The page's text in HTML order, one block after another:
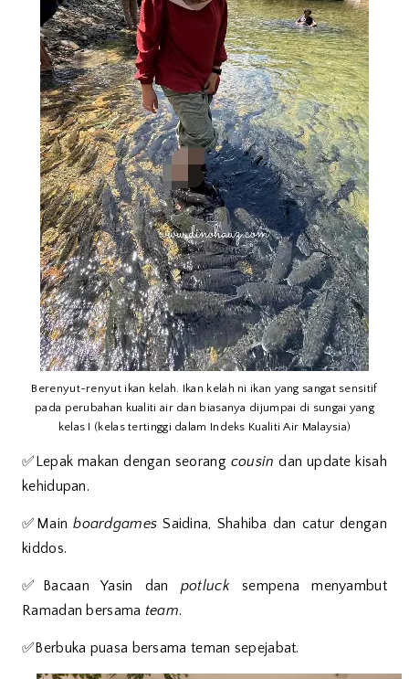
Berenyut-renyut ikan kelah. Ikan kelah ni ikan yang sangat sensitif
pada perubahan kualiti air dan biasanya dijumpai di sungai yang
kelas I (kelas tertinggi dalam Indeks Kualiti Air Malaysia)
✅Lepak makan dengan seorang cousin dan update kisah
kehidupan.
✅Mainboardgames Saidina, Shahiba dan catur dengan
kiddos.
✅Bacaan Yasin dan potlucksempena menyambut
Ramadan bersama team.
✅Berbuka puasa bersama teman sepejabat.